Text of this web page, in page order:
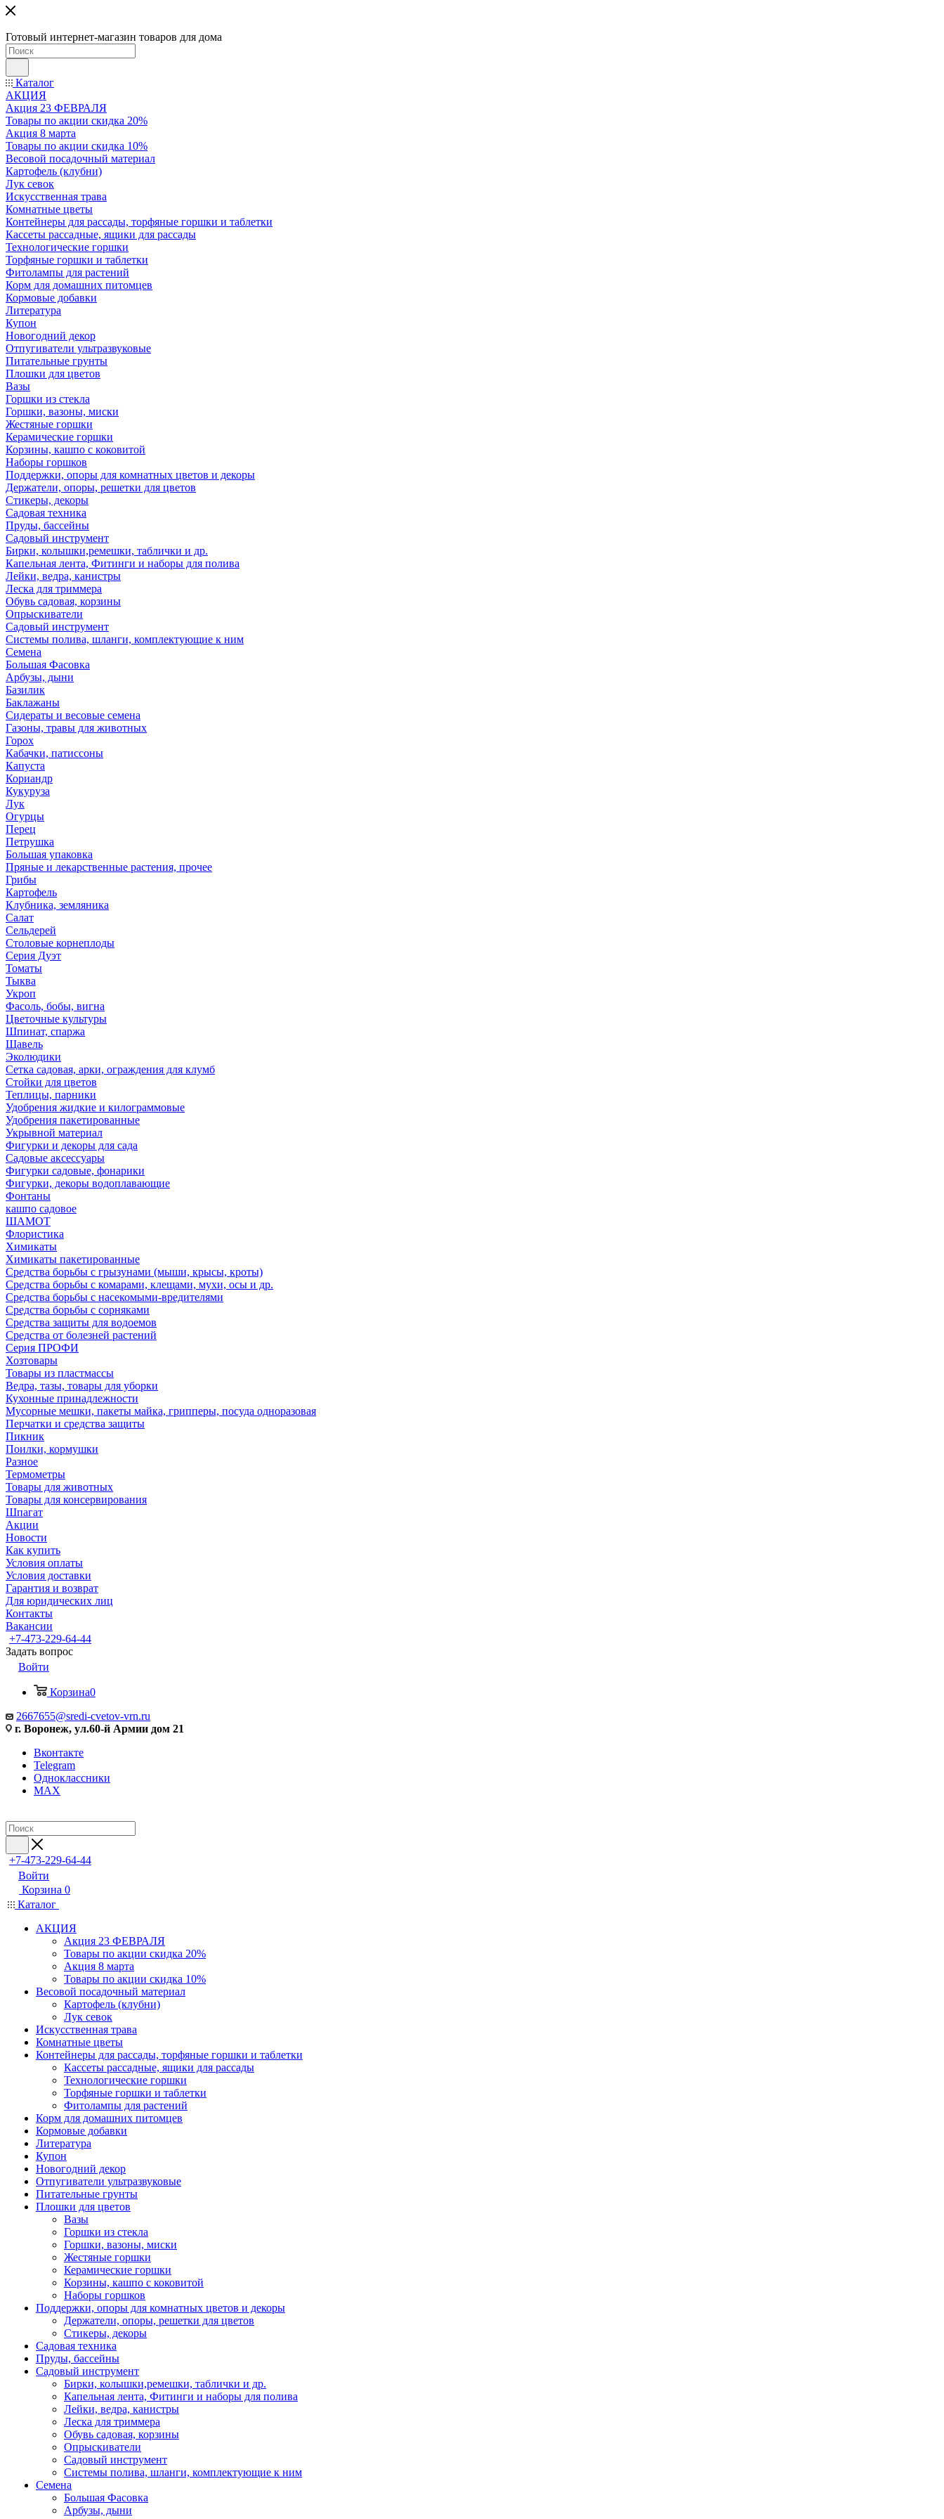
Готовый интернет-магазин товаров для дома
Каталог
АКЦИЯ
Акция 23 ФЕВРАЛЯ
Товары по акции скидка 20%
Акция 8 марта
Товары по акции скидка 10%
Весовой посадочный материал
Картофель (клубни)
Лук севок
Искусственная трава
Комнатные цветы
Контейнеры для рассады, торфяные горшки и таблетки
Кассеты рассадные, ящики для рассады
Технологические горшки
Торфяные горшки и таблетки
Фитолампы для растений
Корм для домашних питомцев
Кормовые добавки
Литература
Купон
Новогодний декор
Отпугиватели ультразвуковые
Питательные грунты
Плошки для цветов
Вазы
Горшки из стекла
Горшки, вазоны, миски
Жестяные горшки
Керамические горшки
Корзины, кашпо с коковитой
Наборы горшков
Поддержки, опоры для комнатных цветов и декоры
Держатели, опоры, решетки для цветов
Стикеры, декоры
Садовая техника
Пруды, бассейны
Садовый инструмент
Бирки, колышки,ремешки, таблички и др.
Капельная лента, Фитинги и наборы для полива
Лейки, ведра, канистры
Леска для триммера
Обувь садовая, корзины
Опрыскиватели
Садовый инструмент
Системы полива, шланги, комплектующие к ним
Семена
Большая Фасовка
Арбузы, дыни
Базилик
Баклажаны
Сидераты и весовые семена
Газоны, травы для животных
Горох
Кабачки, патиссоны
Капуста
Кориандр
Кукуруза
Лук
Огурцы
Перец
Петрушка
Большая упаковка
Пряные и лекарственные растения, прочее
Грибы
Картофель
Клубника, земляника
Салат
Сельдерей
Столовые корнеплоды
Серия Дуэт
Томаты
Тыква
Укроп
Фасоль, бобы, вигна
Цветочные культуры
Шпинат, спаржа
Щавель
Эколюдики
Сетка садовая, арки, ограждения для клумб
Стойки для цветов
Теплицы, парники
Удобрения жидкие и килограммовые
Удобрения пакетированные
Укрывной материал
Фигурки и декоры для сада
Садовые аксессуары
Фигурки садовые, фонарики
Фигурки, декоры водоплавающие
Фонтаны
кашпо садовое
ШАМОТ
Флористика
Химикаты
Химикаты пакетированные
Средства борьбы с грызунами (мыши, крысы, кроты)
Средства борьбы с комарами, клещами, мухи, осы и др.
Средства борьбы с насекомыми-вредителями
Средства борьбы с сорняками
Средства защиты для водоемов
Средства от болезней растений
Серия ПРОФИ
Хозтовары
Товары из пластмассы
Ведра, тазы, товары для уборки
Кухонные принадлежности
Мусорные мешки, пакеты майка, грипперы, посуда одноразовая
Перчатки и средства защиты
Пикник
Поилки, кормушки
Разное
Термометры
Товары для животных
Товары для консервирования
Шпагат
Акции
Новости
Как купить
Условия оплаты
Условия доставки
Гарантия и возврат
Для юридических лиц
Контакты
Вакансии
+7-473-229-64-44
Задать вопрос
Войти
Корзина0
2667655@sredi-cvetov-vrn.ru
г. Воронеж, ул.60-й Армии дом 21
Вконтакте
Telegram
Одноклассники
MAX
+7-473-229-64-44
Войти
Корзина 0
Каталог
АКЦИЯ
Акция 23 ФЕВРАЛЯ
Товары по акции скидка 20%
Акция 8 марта
Товары по акции скидка 10%
Весовой посадочный материал
Картофель (клубни)
Лук севок
Искусственная трава
Комнатные цветы
Контейнеры для рассады, торфяные горшки и таблетки
Кассеты рассадные, ящики для рассады
Технологические горшки
Торфяные горшки и таблетки
Фитолампы для растений
Корм для домашних питомцев
Кормовые добавки
Литература
Купон
Новогодний декор
Отпугиватели ультразвуковые
Питательные грунты
Плошки для цветов
Вазы
Горшки из стекла
Горшки, вазоны, миски
Жестяные горшки
Керамические горшки
Корзины, кашпо с коковитой
Наборы горшков
Поддержки, опоры для комнатных цветов и декоры
Держатели, опоры, решетки для цветов
Стикеры, декоры
Садовая техника
Пруды, бассейны
Садовый инструмент
Бирки, колышки,ремешки, таблички и др.
Капельная лента, Фитинги и наборы для полива
Лейки, ведра, канистры
Леска для триммера
Обувь садовая, корзины
Опрыскиватели
Садовый инструмент
Системы полива, шланги, комплектующие к ним
Семена
Большая Фасовка
Арбузы, дыни